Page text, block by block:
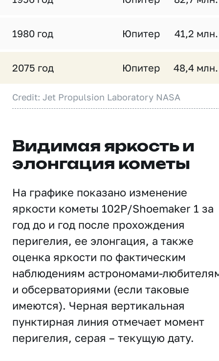
1980 год Юпитер 41,2
2075 год Юпитер 48,4
Credit: Jet Propulsion Laboratory NASA
Видимая яркость и
элонгация кометы
На графике показано изменение
яркости кометы 102P/Shoemaker 1 за
год до и год после прохождения
перигелия, ее элонгация, а также
оценка яркости по фактическим
наблюдениям астрономами-
и обсерваториями (если таковые
имеются). Черная вертикальная
пунктирная линия отмечает момент
перигелия, серая – текущую дату.